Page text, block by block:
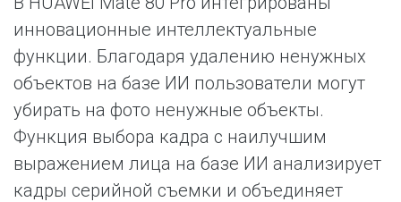
инновационные интеллектуальные
функции. Благодаря удалению ненужных
объектов на базе ИИ пользователи могут
убирать на фото ненужные объекты.
Функция выбора кадра с наилучшим
выражением лица на базе ИИ анализирует
кадры серийной съемки и объединяет